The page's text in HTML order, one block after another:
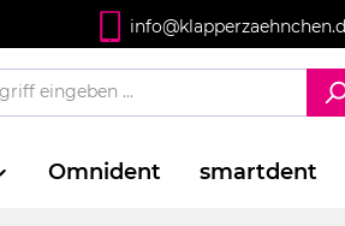
Omnident smartdent